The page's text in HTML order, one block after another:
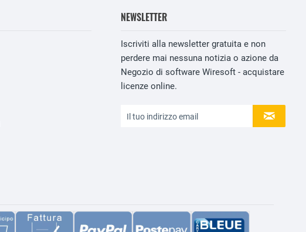
NEWSLETTER
Iscriviti alla newsletter gratuita e non
perdere mai nessuna notizia o azione da
Negozio di software Wiresoft - acquistare
licenze online.